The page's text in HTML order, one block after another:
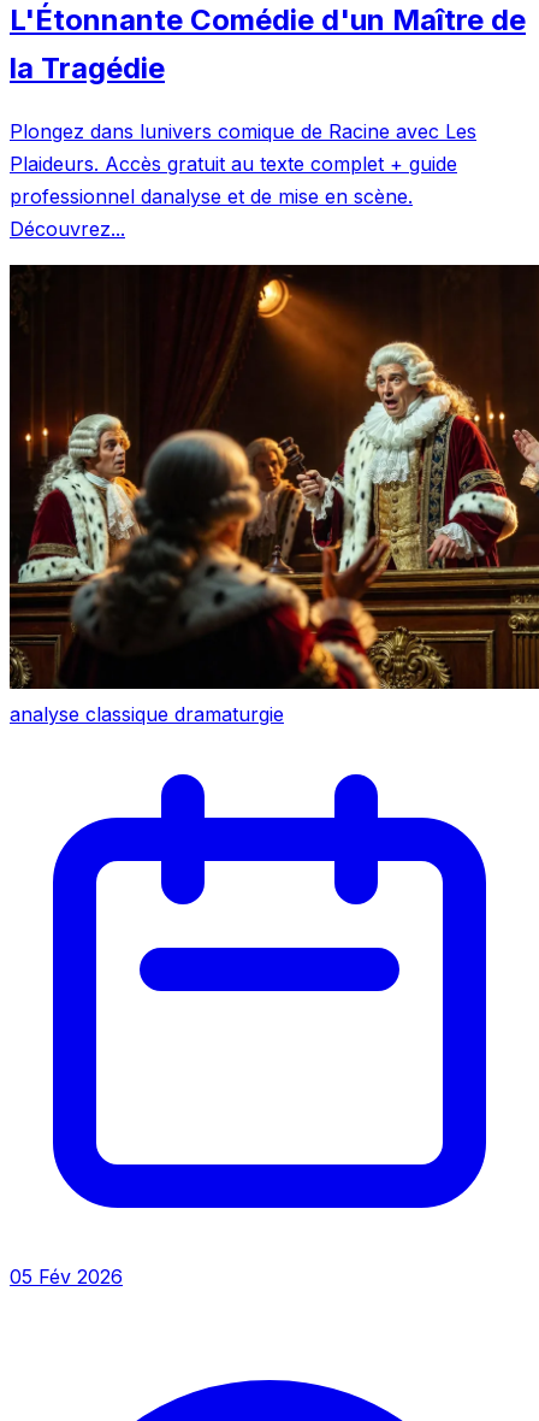
L'Étonnante Comédie d'un Maître de
la Tragédie
Plongez dans lunivers comique de Racine avec Les
Plaideurs. Accès gratuit au texte complet + guide
professionnel danalyse et de mise en scène.
Découvrez...
analyse classique dramaturgie
05 Fév 2026